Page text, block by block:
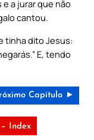
a jurar que não
cantou.
tinha dito Jesus:
E, tendo
Capítulo ►
Index